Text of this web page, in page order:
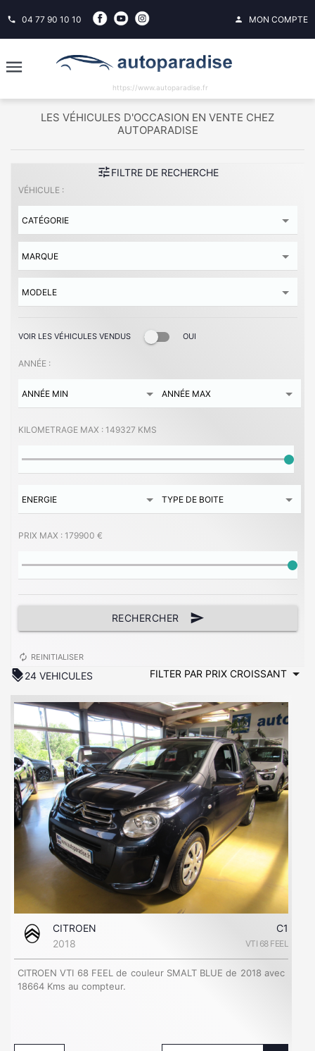
phone 04 77 90 10 10 person MON COMPTE
https://www.autoparadise.fr
LES VÉHICULES D'OCCASION EN VENTE CHEZ
AUTOPARADISE
tuneFILTRE DE RECHERCHE
VÉHICULE :
VOIR LES VÉHICULES VENDUS OUI
ANNÉE :
KILOMETRAGE MAX : 149327 KMS
PRIX MAX : 179900 €
RECHERCHER send
autorenew REINITIALISER
discount24 VEHICULES
CITROEN
C1
2018
VTI 68 FEEL
CITROEN VTI 68 FEEL de couleur SMALT BLUE de 2018 avec
18664 Kms au compteur.